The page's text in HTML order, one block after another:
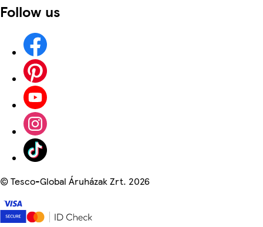
Follow us
©Tesco-Global Áruházak Zrt. 2026